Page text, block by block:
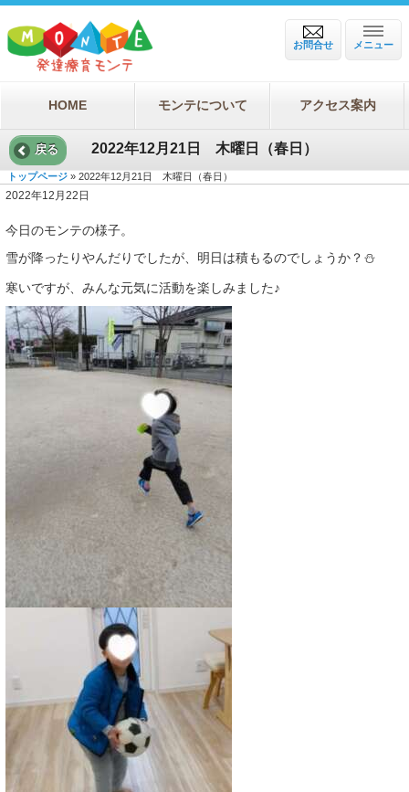
メニュー
お問合せ
HOME モンテについて アクセス案内
戻る 2022年12月21日 木曜日（春日）
トップページ » 2022年12月21日 木曜日（春日）
2022年12月22日
今日のモンテの様子。
雪が降ったりやんだりでしたが、明日は積もるのでしょうか？⛄️
寒いですが、みんな元気に活動を楽しみました♪